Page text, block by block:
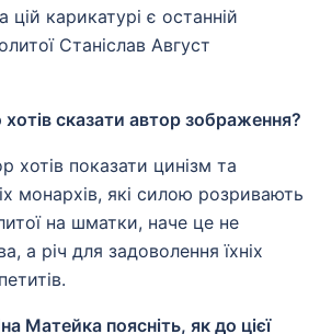
карикатурі є останній
Станіслав Август
сказати автор зображення?
показати цинізм та
монархів, які силою розривають
на шматки, наче це не
а річ для задоволення їхніх
Матейка поясніть, як до цієї